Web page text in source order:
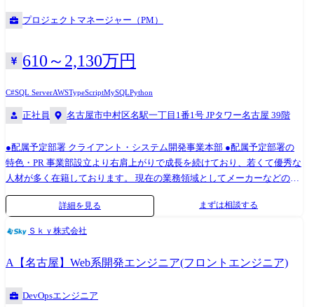
クフローシステム開発にて設計からリリースまでを担当 2016年 リーダ
ーンを使った技術検証を実施 2019年 オンラインショップ向け共通API
基盤構築開発にて、AWSを活用したサーバレスアプリケーションの開発
タ分析基盤構築において 各種基幹システムとのIF要件の取りまとめとロ
年 建機業界での品質保証システムを活用したデータ連携基盤構築にお
いて、アーキテクチャ検討・技術検証を対応 ●身につくスキル ・上流か
ら下流までの一連の開発スキル ・近年Webアプリ開発で主流となってい
るSPA(シングル・ページ・アプリケーション)による構築スキル ・
Amazon Web Service(AWS)やMicrosoft Azure などのパブリッククラウドの
サービスや構築に関する知識やスキル ・顧客折衝やプロジェクト管理な
ーコードプラットフォーム」の活用です。 「ローコードプラットフォー
がプログラミングからコンサルティングや上流設計へと変化してきてい
ます。 そのため、業務内容としては、「ローコードプラットフォーム」
ますが、通常のシステム開発と比較すると少なくなります。 すでにご経
ーム」における、コンサルティングや上流設計業務でご活躍いただき、
今後拡大していくこの市場での価値を高めることが可能です。 ローコー
ドプラットフォームエンジニアの主な業務 ・要望・要求事項を元にした
選定 ・ローコードプラットフォームを利用したシステム開発 ・エンドユ
プロジェクトマネージャー（PM）
610～2,130万円
C#SQL ServerAWSTypeScriptMySQLPython
正社員 名古屋市中村区名駅一丁目1番1号 JPタワー名古屋 39階
●配属予定部署 クライアント・システム開発事業本部 ●配属予定部署の
特色・PR 事業部設立より右肩上がりで成長を続けており、若くて優秀な
人材が多く在籍しております。 現在の業務領域としてメーカーなどの製
造業の案件が多くを占めておりますが、今後は金融業や小売業、流通、
物流、デベロッパーなどの製造業以外の業界も拡大を進めていく方針で
も多く、要件定義や基本設計など、開発工程の上流から対応する業務が
多く、PM、PL、SMも多く在籍しております。 ※職務内容変更の可能性:
有 ※変更の範囲:会社の定める業務 大手企業を中心に業務系システムや
Webアプリ開発プロジェクトの上流から開発工程まで幅広くご担当いた
だきます。 業務内容は多岐にわたっており、プロジェクトマネジメン
詳細を見る まずは相談する
Ｓｋｙ株式会社
A【名古屋】Web系開発エンジニア(フロントエンジニア)
DevOpsエンジニア